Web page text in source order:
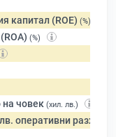
капитал (ROE) (%)
(%)
на човек (хил. лв.)
оперативни разходи